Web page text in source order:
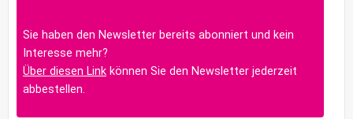
Sie haben den Newsletter bereits abonniert und kein
Interesse mehr?
Über diesen Link können Sie den Newsletter jederzeit
abbestellen.